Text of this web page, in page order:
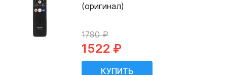
(оригинал)
1790 ₽
1522 ₽